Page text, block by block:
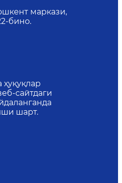
маркази,
бино.
ҳуқуқлар
сайтдаги
шарт.